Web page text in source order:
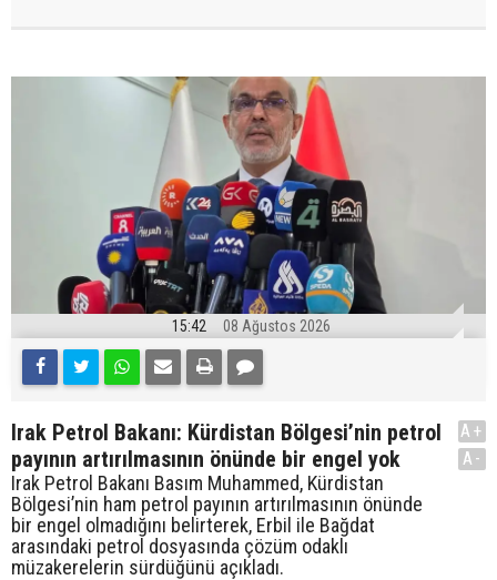
15:42 08 Ağustos 2026
Irak Petrol Bakanı: Kürdistan Bölgesi’nin petrol
payının artırılmasının önünde bir engel yok
Irak Petrol Bakanı Basım Muhammed, Kürdistan
Bölgesi’nin ham petrol payının artırılmasının önünde
bir engel olmadığını belirterek, Erbil ile Bağdat
arasındaki petrol dosyasında çözüm odaklı
müzakerelerin sürdüğünü açıkladı.
A+
A-